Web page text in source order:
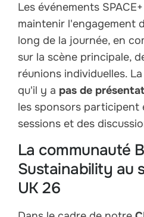
Les événements
maintenir l'engagement
long de la journée, en
sur la scène principale,
réunions individuelles.
qu'il y a pas de
les sponsors participent
sessions et des
La communauté
Sustainability au
UK 26